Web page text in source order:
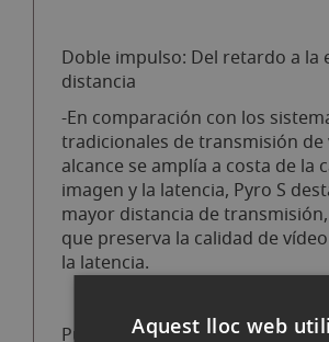
Doble impulso: Del retardo a la
distancia
-En comparación con los
tradicionales de transmisión de
alcance se amplía a costa de la
imagen y la latencia, Pyro S
mayor distancia de
que preserva la calidad de
la latencia.
Puede seleccionar estos dos
Aquest lloc web